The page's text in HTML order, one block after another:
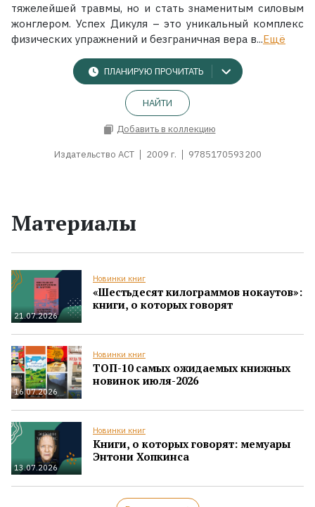
тяжелейшей травмы, но и стать знаменитым силовым
жонглером. Успех Дикуля – это уникальный комплекс
физических упражнений и безграничная вера в...Ещё
ПЛАНИРУЮ ПРОЧИТАТЬ
НАЙТИ
Добавить в коллекцию
Издательство АСТ 2009 г. 9785170593200
Материалы
21.07.2026
Новинки книг
«Шестьдесят килограммов нокаутов»:
книги, о которых говорят
16.07.2026
Новинки книг
ТОП-10 самых ожидаемых книжных
новинок июля-2026
13.07.2026
Новинки книг
Книги, о которых говорят: мемуары
Энтони Хопкинса